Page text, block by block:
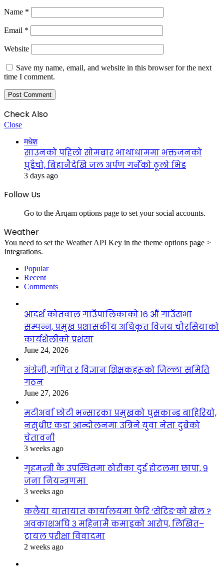
Name *
Email *
Website
Save my name, email, and website in this browser for the next
time I comment.
Check Also
Close
मधेश
साउनको पहिलो सोमबार भाथाधाममा भक्तजनको
घुइँचो, बिहानैदेखि जल अर्पण गर्नेको ठूलो भिड
3 days ago
Follow Us
Go to the Arqam options page to set your social accounts.
Weather
You need to set the Weather API Key in the theme options page >
Integrations.
Popular
Recent
Comments
आदर्श कोतवाल गाउँपालिकाको १६ औं गाउँसभा
सम्पन्न, प्रमुख प्रशासकीय अधिकृत विजय चौरसियाको
कार्यशैलीको प्रशंसा
June 24, 2026
अंग्रेजी, गणित र विज्ञान शिक्षकहरूको जिल्ला समिति
गठन
June 27, 2026
मटीअर्वा छोटी भन्सारका प्रमुखको घुसकान्ड बाहिरियो,
नसुध्रीए कडा आन्दोलनमा उत्रिने युवा नेता दुबेको
चेतावनी
3 weeks ago
गृहमन्त्री कै उपस्थितमा ठोरीका दुई होटलमा छापा, ९
जना नियन्त्रणमा
3 weeks ago
कलैया यातायात कार्यालयमा फेरि ‘सेटिङ’को खेल ?
अवकाशअघि ३ महिनामै कमाइको आरोप, लिखित–
ट्रायल परीक्षा विवादमा
2 weeks ago